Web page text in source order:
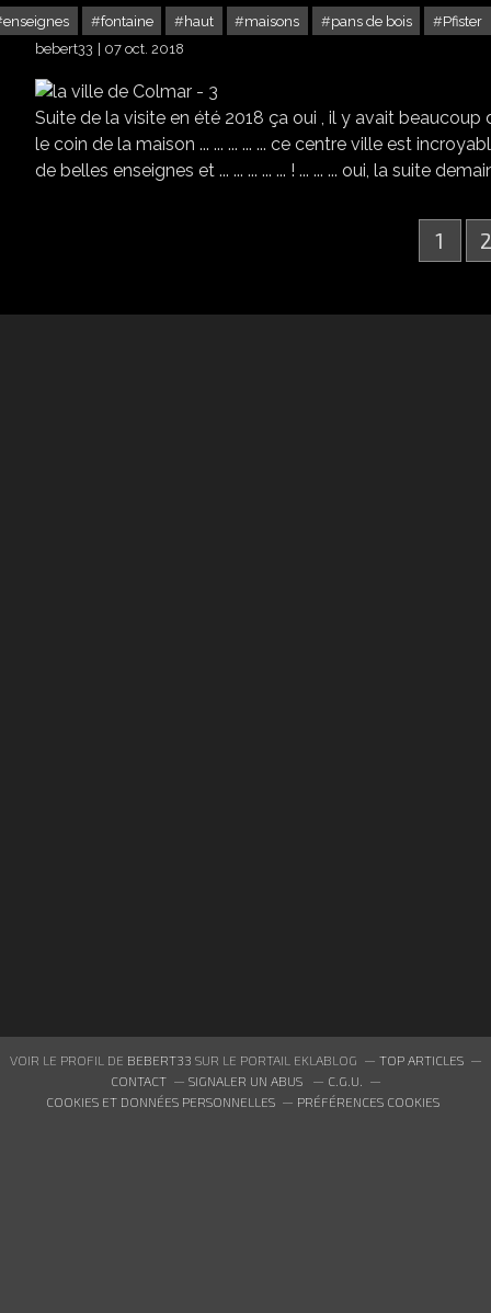
enseignes fontaine haut maisons pans de bois
Pfister
bebert33
07 oct. 2018
Suite de la visite en été 2018 ça oui , il y avait
le coin de la maison ... ... ... ... ... ce centre ville est
de belles enseignes et ... ... ... ... ... ! ... ... ... oui, la suite
1
VOIR LE PROFIL DE BEBERT33 SUR LE PORTAIL EKLABLOG
TOP ARTICLES
CONTACT
SIGNALER UN ABUS
C.G.U.
COOKIES ET DONNÉES PERSONNELLES
PRÉFÉRENCES COOKIES